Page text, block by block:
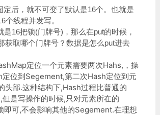
定后，就不可变了默认是16个。也就是
个线程并发写。
是16把锁(门牌号)，那么在put的时候，
获取哪个门牌号？数据是怎么put进去
定位一个元素需要两次Hahs,， 操
定位到Segement,第二次Hash定位到元
头部.这种结构下,Hash过程比普通的
是写操作的时候,只对元素所在的
即可,不会影响其他的Segement.在理想